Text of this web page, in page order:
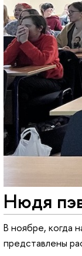
Нюдя
В ноябре, когда
представлены